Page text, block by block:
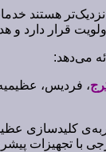
هستند
قرار دارد و
می‌دهد:
، فردیس،
کلیدسازی
تجهیزات